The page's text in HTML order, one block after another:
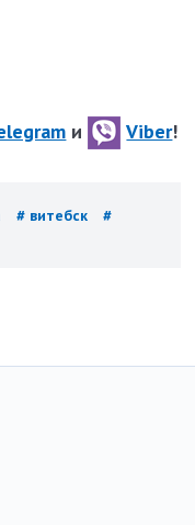
и Viber!
# витебск
#